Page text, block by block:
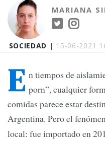
SOCIEDAD | 15-06-2021
MARIANA
E n tiempos de
porn”, cualquier
comidas parece estar
Argentina. Pero el
local: fue importado en